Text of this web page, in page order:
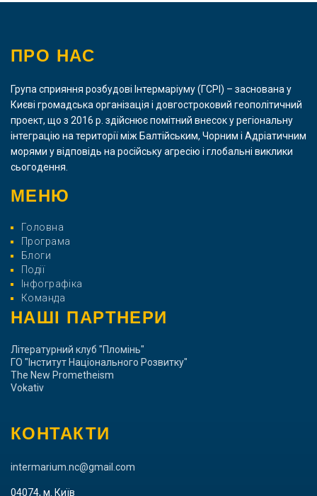
ПРО НАС
Група сприяння розбудові Інтермаріуму (ГСРІ) – заснована у
Києві громадська організація і довгостроковий геополітичний
проект, що з 2016 р. здійснює помітний внесок у регіональну
інтеграцію на території між Балтійським, Чорним і Адріатичним
морями у відповідь на російську агресію і глобальні виклики
сьогодення.
МЕНЮ
Головна
Програма
Блоги
Події
Інфографіка
Команда
НАШІ ПАРТНЕРИ
Літературний клуб "Пломінь"
ГО "Інститут Національного Розвитку"
The New Prometheism
Vokativ
КОНТАКТИ
intermarium.nc@gmail.com
04074, м. Київ